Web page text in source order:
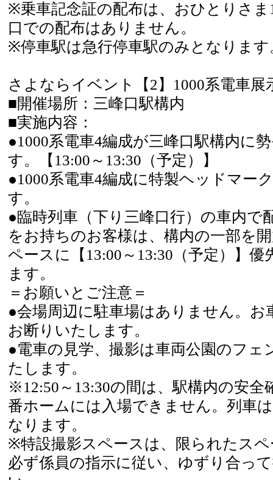
※乗車記念証の配布は、おひとりさ
口での配布はありません。
※停車駅は急行停車駅のみとなります
さよならイベント【2】1000系電車展
■開催場所：三峰口駅構内
■実施内容：
●1000系電車4編成が三峰口駅構内に
す。【13:00～13:30（予定）】
●1000系電車4編成に特製ヘッドマー
す。
●臨時列車（下り三峰口行）の車内で
をお持ちのお客様は、構内の一部を
ペースに【13:00～13:30（予定）】
ます。
＝お願いとご注意＝
●会場周辺に駐車場はありません。お
お断りいたします。
●電車の見学、撮影は車両公園のフェ
たします。
※12:50～13:30の間は、駅構内の安全
番ホームには入場できません。列車
なります。
※特設撮影スペースは、限られたス
必ず係員の指示に従い、ゆずり合っ